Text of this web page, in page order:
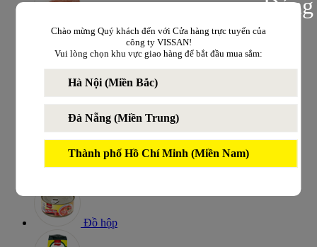
Chào mừng Quý khách đến với Cửa hàng trực tuyến của
công ty VISSAN!
Vui lòng chọn khu vực giao hàng để bắt đầu mua sắm:
Hà Nội (Miền Bắc)
Đà Nẵng (Miền Trung)
Thành phố Hồ Chí Minh (Miền Nam)
Xúc xích
Đồ hộp